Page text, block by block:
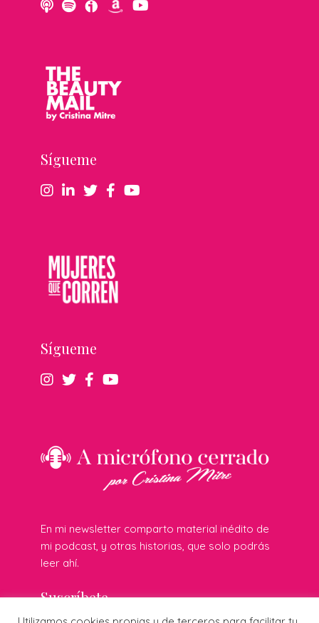
Sígueme
Sígueme
En mi newsletter comparto material inédito de
mi podcast, y otras historias, que solo podrás
leer ahí.
Suscríbete